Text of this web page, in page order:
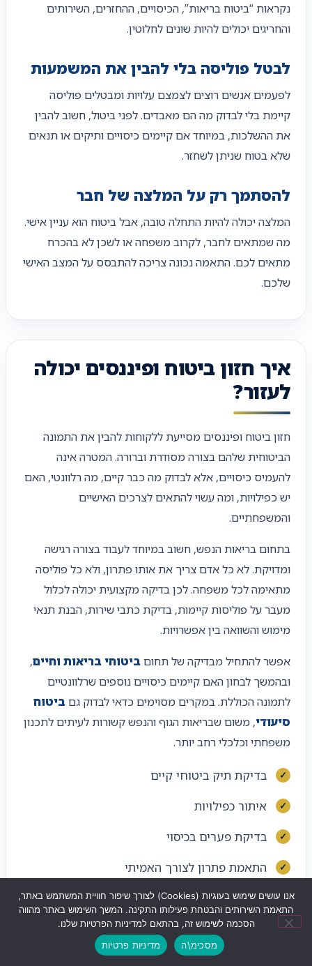
נקראות “ביטוח בריאות”, הכיסויים, ההחזרים, השירותים
והחריגים יכולים להיות שונים לחלוטין.
לבטל פוליסה בלי להבין את המשמעות
לפעמים אנשים רוצים לצמצם עלויות ומבטלים פוליסה
קיימת בלי לבדוק מה הם מאבדים. לפני ביטול, חשוב להבין
את ההשלכות, במיוחד אם קיימים כיסויים ותיקים או תנאים
שלא בטוח שניתן לשחזר.
להסתמך רק על המלצה של חבר
המלצה יכולה להיות התחלה טובה, אבל ביטוח הוא עניין אישי.
מה שמתאים לחבר, לקרוב משפחה או לשכן לא בהכרח
מתאים לכם. התאמה נכונה צריכה להתבסס על המצב האישי
שלכם.
איך חזון ביטוח ופיננסים יכולה
לעזור?
חזון ביטוח ופיננסים מסייעת ללקוחות להבין את התמונה
הביטוחית שלהם בצורה מסודרת וברורה. המטרה אינה
להעמיס כיסויים, אלא לבדוק מה כבר קיים, מה רלוונטי, האם
יש כפילויות, ומה עשוי להתאים לצרכים האישיים
והמשפחתיים.
בתחום בריאות הנפש, חשוב במיוחד לעבוד בצורה רגישה
ומדויקת. לא כל אדם צריך את אותו פתרון, ולא כל פוליסה
מתאימה לכל משפחה. לכן בדיקה מקצועית יכולה לכלול
מעבר על פוליסות קיימות, בדיקת כתבי שירות, הבנת תנאי
מימוש והשוואה בין אפשרויות.
אפשר להתחיל מבדיקה של תחוםביטוחי בריאות וחיים,
ובהמשך לבחון האם קיימים כיסויים נוספים שרלוונטיים
לתמונה הכוללת. במקרים מסוימים כדאי לבדוק גםביטוח
סיעודי, משום שבריאות הגוף והנפש קשורות לעיתים לתכנון
משפחתי וכלכלי רחב יותר.
בדיקת תיק ביטוחי קיים
איתור כפילויות
בדיקת פערים בכיסוי
התאמת פתרון לצורך האמיתי
השוואת אפשרויות מול חברות ביטוח
הסבר ברור בגובה העיניים
ליווי אישי לאורך זמןלחצו לחיוג
אנו עושים שימוש בעוגיות (Cookies) לצורך שיפור חוויית המשתמש באתר,
התאמת השירותים והבטחת פעילותו התקינה. המשך השימוש באתר מהווה
הסכמה לשימוש זה, בהתאם למדיניות הפרטיות שלנו.
מסכימ\ה
מדיניות פרטיות